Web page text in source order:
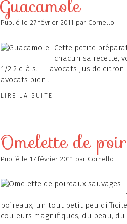
Guacamole
Publié le 27 février 2011 par Cornello
Cette petite
chacun sa recette,
1/2 2 c. à s. - - avocats jus de
avocats bien...
LIRE LA SUITE
Omelette de
Publié le 17 février 2011 par Cornello
poireaux, un tout petit peu
couleurs magnifiques, du beau, du